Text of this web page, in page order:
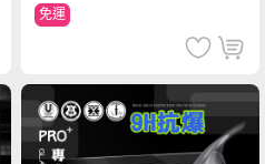
免運